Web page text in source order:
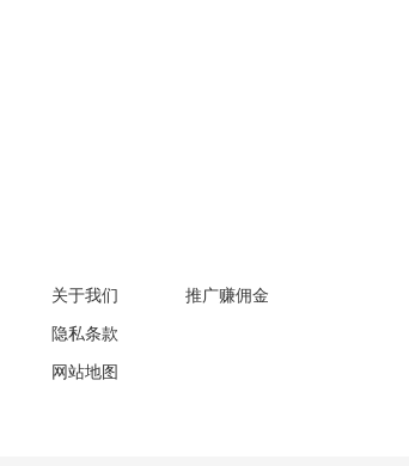
关于我们
隐私条款
网站地图
推广赚佣金